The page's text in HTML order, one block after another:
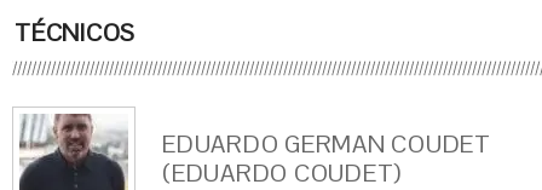
TÉCNICOS
EDUARDO GERMAN COUDET
(EDUARDO COUDET)